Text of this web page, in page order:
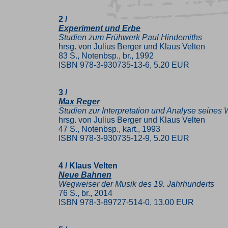
2 /
Experiment und Erbe
Studien zum Frühwerk Paul Hindemiths
hrsg. von Julius Berger und Klaus Velten
83 S., Notenbsp., br., 1992
ISBN 978-3-930735-13-6, 5.20 EUR
3 /
Max Reger
Studien zur Interpretation und Analyse seines
hrsg. von Julius Berger und Klaus Velten
47 S., Notenbsp., kart., 1993
ISBN 978-3-930735-12-9, 5.20 EUR
4 / Klaus Velten
Neue Bahnen
Wegweiser der Musik des 19. Jahrhunderts
76 S., br., 2014
ISBN 978-3-89727-514-0, 13.00 EUR